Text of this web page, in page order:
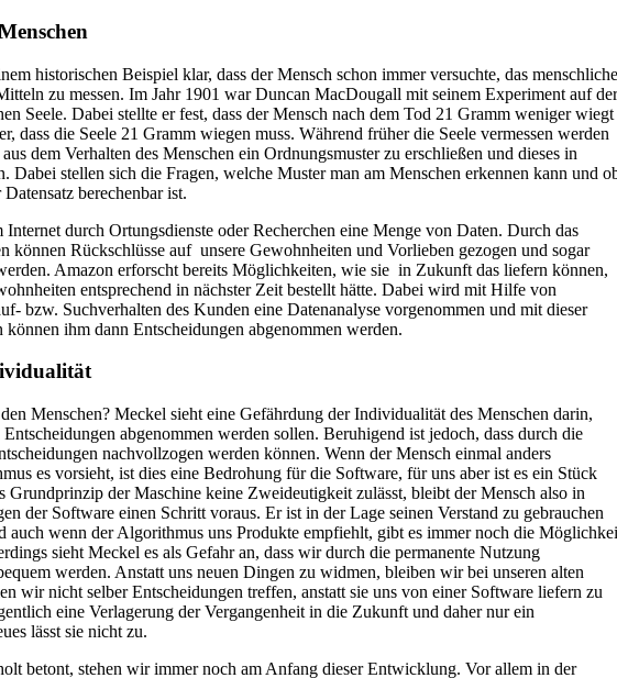
historischen Beispiel klar, dass der Mensch schon immer versuchte, das menschliche
zu messen. Im Jahr 1901 war Duncan MacDougall mit seinem Experiment auf der
Seele. Dabei stellte er fest, dass der Mensch nach dem Tod 21 Gramm weniger wiegt
dass die Seele 21 Gramm wiegen muss. Während früher die Seele vermessen werden
dem Verhalten des Menschen ein Ordnungsmuster zu erschließen und dieses in
Dabei stellen sich die Fragen, welche Muster man am Menschen erkennen kann und
berechenbar ist.
durch Ortungsdienste oder Recherchen eine Menge von Daten. Durch das
können Rückschlüsse auf unsere Gewohnheiten und Vorlieben gezogen und sogar
Amazon erforscht bereits Möglichkeiten, wie sie in Zukunft das liefern können,
entsprechend in nächster Zeit bestellt hätte. Dabei wird mit Hilfe von
bzw. Suchverhalten des Kunden eine Datenanalyse vorgenommen und mit dieser
können ihm dann Entscheidungen abgenommen werden.
Menschen? Meckel sieht eine Gefährdung der Individualität des Menschen darin,
abgenommen werden sollen. Beruhigend ist jedoch, dass durch die
nachvollzogen werden können. Wenn der Mensch einmal anders
es vorsieht, ist dies eine Bedrohung für die Software, für uns aber ist es ein Stück
Grundprinzip der Maschine keine Zweideutigkeit zulässt, bleibt der Mensch also in
der Software einen Schritt voraus. Er ist in der Lage seinen Verstand zu gebrauchen
auch wenn der Algorithmus uns Produkte empfiehlt, gibt es immer noch die
sieht Meckel es als Gefahr an, dass wir durch die permanente Nutzung
werden. Anstatt uns neuen Dingen zu widmen, bleiben wir bei unseren alten
wir nicht selber Entscheidungen treffen, anstatt sie uns von einer Software liefern zu
eine Verlagerung der Vergangenheit in die Zukunft und daher nur ein
lässt sie nicht zu.
betont, stehen wir immer noch am Anfang dieser Entwicklung. Vor allem in der